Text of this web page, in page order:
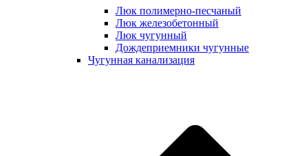
Люк полимерно-песчаный
Люк железобетонный
Люк чугунный
Дождеприемники чугунные
Чугунная канализация